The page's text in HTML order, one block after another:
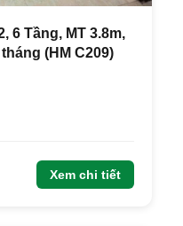
6 Tầng, MT 3.8m,
(HM C209)
Xem chi tiết